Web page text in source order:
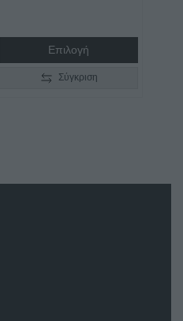
Επιλογή
Σύγκριση